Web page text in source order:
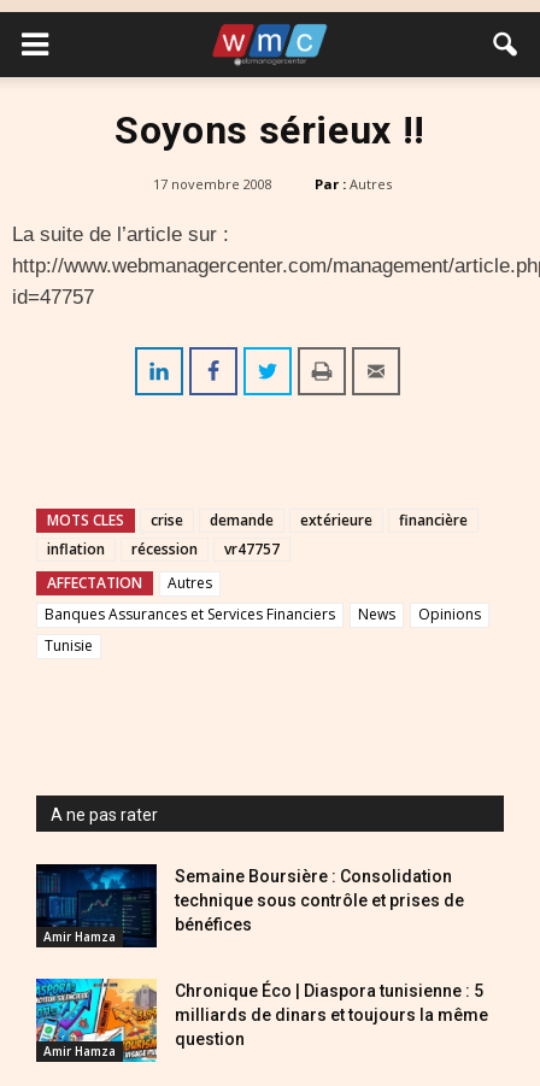
Soyons sérieux !!
17 novembre 2008 Par : Autres
La suite de l’article sur :
http://www.webmanagercenter.com/management/
id=47757
MOTS CLES crise demande extérieure
financière
inflation
récession
vr47757
AFFECTATION
Autres
Banques Assurances et Services Financiers
News
Opinions
Tunisie
A ne pas rater
Amir Hamza
Semaine Boursière : Consolidation
technique sous contrôle et prises de
bénéfices
Amir Hamza
Chronique Éco | Diaspora tunisienne : 5
milliards de dinars et toujours la même
question